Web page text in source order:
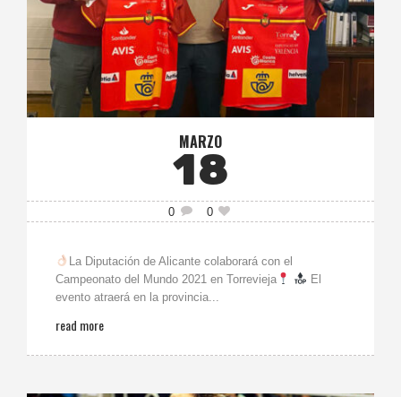
MARZO
18
0 0
La Diputación de Alicante colaborará con el
Campeonato del Mundo 2021 en Torrevieja
El
evento atraerá en la provincia...
read more